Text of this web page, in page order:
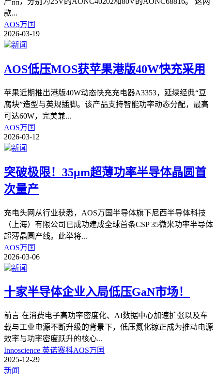
款...
AOS万国
2026-03-19
新闻
AOS低压MOS获苹果港版40W快充采用
苹果近期推出港版40W动态快充充电器A3353，延续经典“豆
腐块”造型与英规插脚。该产品支持智能功率动态分配，最高
可达60W，完美兼...
AOS万国
2026-03-12
新闻
突破极限！35μm超薄功率半导体晶圆首
次量产
充电头网从行业获悉，AOS万国半导体旗下尼西半导体科技
（上海）有限公司已成功建成全球首条CSP 35微米功率半导体
超薄晶圆产线。此举将...
AOS万国
2026-03-06
新闻
十家半导体企业入局低压GaN市场！
前言 在消费电子高功率密度化、AI数据中心加速扩张以及车
载与工业电源不断升级的背景下，低压氮化镓正成为推动电源
效率与功率密度跃升的核心...
Innoscience 英诺赛科AOS万国
2025-12-29
新闻